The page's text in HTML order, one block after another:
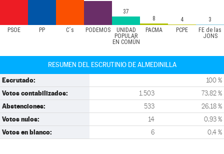
PSOE PP C´s PODEMOS
UNIDAD
POPULAR
EN COMÚN
PACMA PCPE
FE de las
JONS
37
8
4 3
RESUMEN DEL ESCRUTINIO DE ALMEDINILLA
Escrutado: 100 %
Votos contabilizados: 1.503 73,82 %
Abstenciones: 533 26,18 %
Votos nulos: 14 0,93 %
Votos en blanco: 6 0,4 %